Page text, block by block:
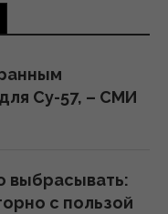
Су-57, – СМИ
выбрасывать:
с пользой